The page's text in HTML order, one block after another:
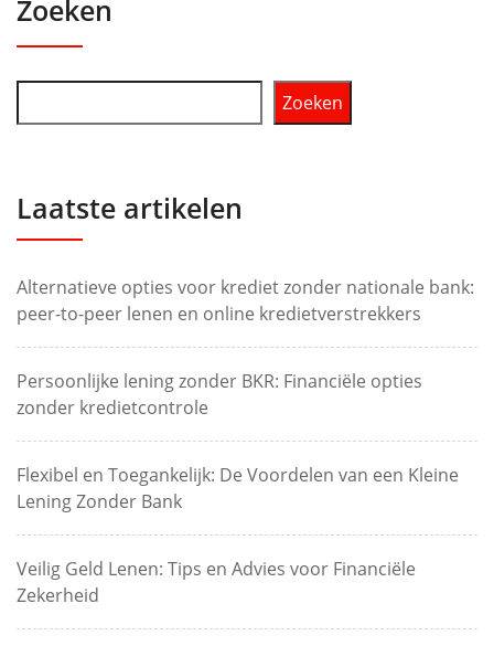
Zoeken
Zoeken
Laatste artikelen
Alternatieve opties voor krediet zonder nationale bank:
peer-to-peer lenen en online kredietverstrekkers
Persoonlijke lening zonder BKR: Financiële opties
zonder kredietcontrole
Flexibel en Toegankelijk: De Voordelen van een Kleine
Lening Zonder Bank
Veilig Geld Lenen: Tips en Advies voor Financiële
Zekerheid